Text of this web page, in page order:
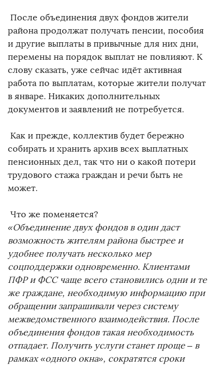
После объединения двух фондов жители
района продолжат получать пенсии, пособия
и другие выплаты в привычные для них дни,
перемены на порядок выплат не повлияют. К
слову сказать, уже сейчас идёт активная
работа по выплатам, которые жители получат
в январе. Никаких дополнительных
документов и заявлений не потребуется.
Как и прежде, коллектив будет бережно
собирать и хранить архив всех выплатных
пенсионных дел, так что ни о какой потери
трудового стажа граждан и речи быть не
может.
Что же поменяется?
«Объединение двух фондов в один даст
возможность жителям района быстрее и
удобнее получать несколько мер
соцподдержки одновременно. Клиентами
ПФР и ФСС чаще всего становились одни и те
же граждане, необходимую информацию при
обращении запрашивали через систему
межведомственного взаимодействия. После
объединения фондов такая необходимость
отпадает. Получить услуги станет проще – в
рамках «одного окна», сократятся сроки